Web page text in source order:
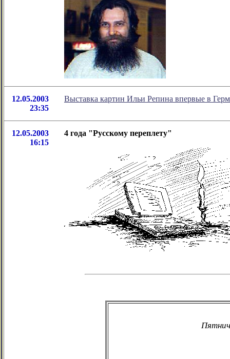
12.05.2003
23:35
Выставка картин Ильи Репина впервые в
12.05.2003
16:15
4 года "Русскому переплету"